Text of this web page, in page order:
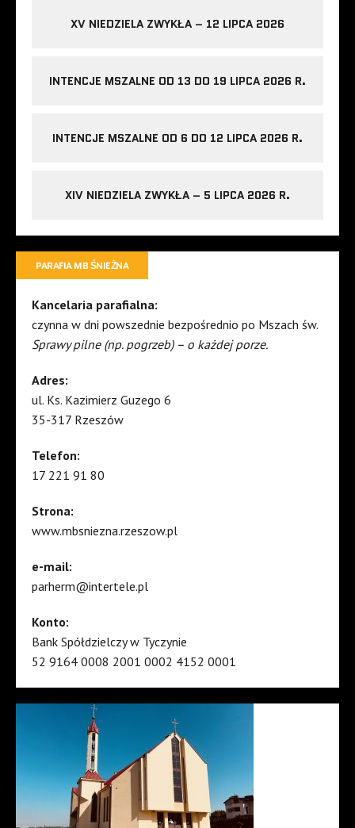
XV NIEDZIELA ZWYKŁA – 12 LIPCA 2026
INTENCJE MSZALNE OD 13 DO 19 LIPCA 2026 R.
INTENCJE MSZALNE OD 6 DO 12 LIPCA 2026 R.
XIV NIEDZIELA ZWYKŁA – 5 LIPCA 2026 R.
PARAFIA MB ŚNIEŻNA
Kancelaria parafialna:
czynna w dni powszednie bezpośrednio po Mszach św.
Sprawy pilne (np. pogrzeb) – o każdej porze.
Adres:
ul. Ks. Kazimierz Guzego 6
35-317 Rzeszów
Telefon:
17 221 91 80
Strona:
www.mbsniezna.rzeszow.pl
e-mail:
parherm@intertele.pl
Konto:
Bank Spółdzielczy w Tyczynie
52 9164 0008 2001 0002 4152 0001